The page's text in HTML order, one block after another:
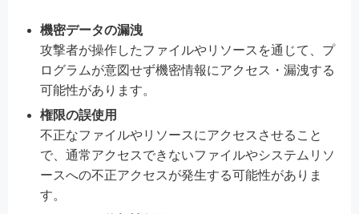
機密データの漏洩
攻撃者が操作したファイルやリソースを通じて、プ
ログラムが意図せず機密情報にアクセス・漏洩する
可能性があります。
権限の誤使用
不正なファイルやリソースにアクセスさせること
で、通常アクセスできないファイルやシステムリソ
ースへの不正アクセスが発生する可能性がありま
す。